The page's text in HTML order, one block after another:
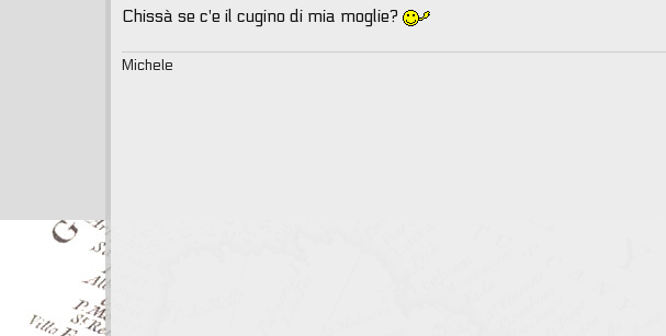
g
o
Chissà se c'e il cugino di mia moglie?
Michele